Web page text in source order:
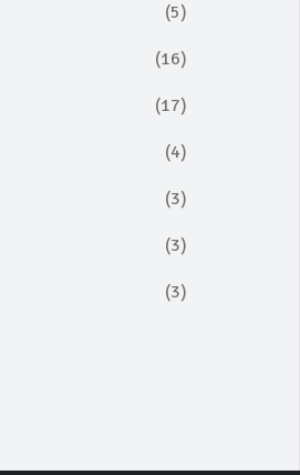
(5)
(16)
(17)
(4)
(3)
(3)
(3)